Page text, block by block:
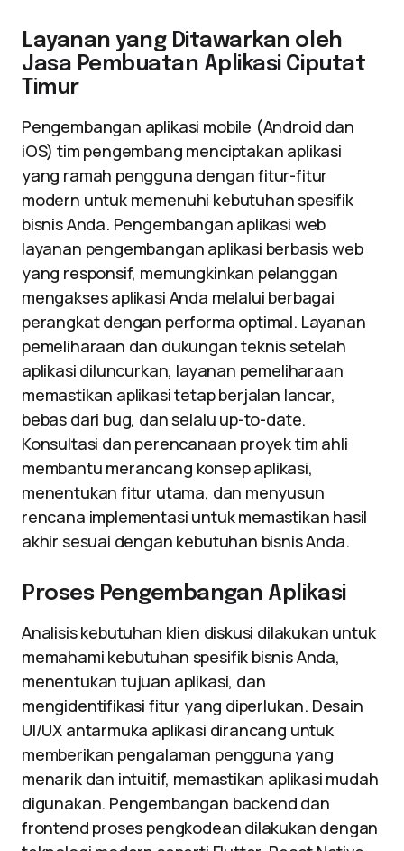
Layanan yang Ditawarkan oleh
Jasa Pembuatan Aplikasi Ciputat
Timur
Pengembangan aplikasi mobile (Android dan
iOS) tim pengembang menciptakan aplikasi
yang ramah pengguna dengan fitur-fitur
modern untuk memenuhi kebutuhan spesifik
bisnis Anda. Pengembangan aplikasi web
layanan pengembangan aplikasi berbasis web
yang responsif, memungkinkan pelanggan
mengakses aplikasi Anda melalui berbagai
perangkat dengan performa optimal. Layanan
pemeliharaan dan dukungan teknis setelah
aplikasi diluncurkan, layanan pemeliharaan
memastikan aplikasi tetap berjalan lancar,
bebas dari bug, dan selalu up-to-date.
Konsultasi dan perencanaan proyek tim ahli
membantu merancang konsep aplikasi,
menentukan fitur utama, dan menyusun
rencana implementasi untuk memastikan hasil
akhir sesuai dengan kebutuhan bisnis Anda.
Proses Pengembangan Aplikasi
Analisis kebutuhan klien diskusi dilakukan untuk
memahami kebutuhan spesifik bisnis Anda,
menentukan tujuan aplikasi, dan
mengidentifikasi fitur yang diperlukan. Desain
UI/UX antarmuka aplikasi dirancang untuk
memberikan pengalaman pengguna yang
menarik dan intuitif, memastikan aplikasi mudah
digunakan. Pengembangan backend dan
frontend proses pengkodean dilakukan dengan